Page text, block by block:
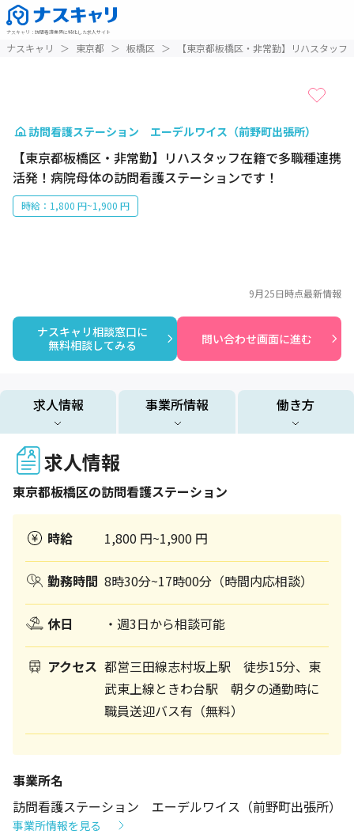
ナスキャリ ： 訪問看護業界に特化した求人サイト
ナスキャリ ＞ 東京都 ＞ 板橋区 ＞ 【東京都板橋区・非常勤】リハスタッ
訪問看護ステーション エーデルワイス（前野町出張所）
【東京都板橋区・非常勤】リハスタッフ在籍で多職種連携
活発！病院母体の訪問看護ステーションです！
時給：1,800 円~1,900 円
ナスキャリ相談窓口に
無料相談してみる
問い合わせ画面に進む
9月25日時点最新情報
求人情報 事業所情報 働き方
求人情報
東京都板橋区の訪問看護ステーション
時給 1,800 円~1,900 円
勤務時間 8時30分~17時00分（時間内応相談）
休日 ・週3日から相談可能
アクセス 都営三田線志村坂上駅 徒歩15分、東
武東上線ときわ台駅 朝夕の通勤時に
職員送迎バス有（無料）
事業所名
訪問看護ステーション エーデルワイス（前野町出張所）
事業所情報を見る